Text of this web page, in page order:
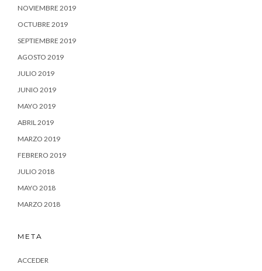
NOVIEMBRE 2019
OCTUBRE 2019
SEPTIEMBRE 2019
AGOSTO 2019
JULIO 2019
JUNIO 2019
MAYO 2019
ABRIL 2019
MARZO 2019
FEBRERO 2019
JULIO 2018
MAYO 2018
MARZO 2018
META
ACCEDER